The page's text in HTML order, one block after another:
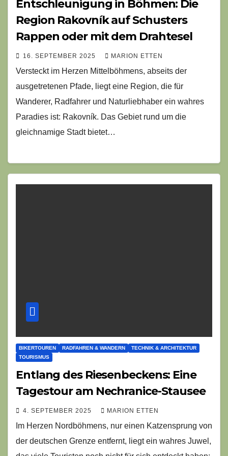
Entschleunigung in Böhmen: Die
Region Rakovník auf Schusters
Rappen oder mit dem Drahtesel
16. SEPTEMBER 2025 MARION ETTEN
Versteckt im Herzen Mittelböhmens, abseits der
ausgetretenen Pfade, liegt eine Region, die für
Wanderer, Radfahrer und Naturliebhaber ein wahres
Paradies ist: Rakovník. Das Gebiet rund um die
gleichnamige Stadt bietet…
BIKERTOUREN RADFAHREN & WANDERN
TECHNIK & ARCHITEKTUR
TOURISMUS
Entlang des Riesenbeckens: Eine
Tagestour am Nechranice-Stausee
4. SEPTEMBER 2025 MARION ETTEN
Im Herzen Nordböhmens, nur einen Katzensprung von
der deutschen Grenze entfernt, liegt ein wahres Juwel,